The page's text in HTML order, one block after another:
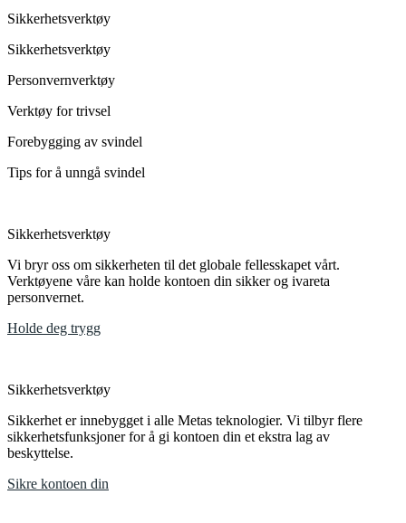
Sikkerhetsverktøy
Sikkerhetsverktøy
Personvernverktøy
Verktøy for trivsel
Forebygging av svindel
Tips for å unngå svindel
Sikkerhetsverktøy
Vi bryr oss om sikkerheten til det globale fellesskapet vårt.
Verktøyene våre kan holde kontoen din sikker og ivareta
personvernet.
Holde deg trygg
Sikkerhetsverktøy
Sikkerhet er innebygget i alle Metas teknologier. Vi tilbyr flere
sikkerhetsfunksjoner for å gi kontoen din et ekstra lag av
beskyttelse.
Sikre kontoen din